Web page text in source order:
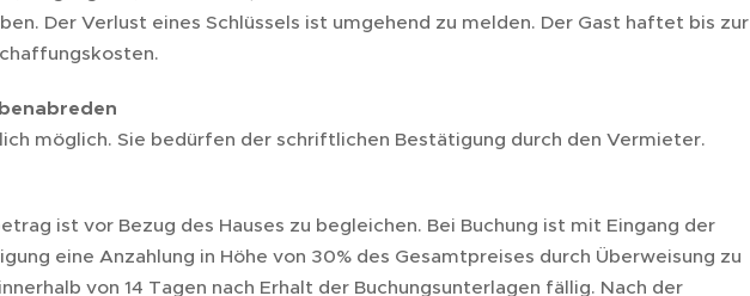
Der Verlust eines Schlüssels ist umgehend zu melden. Der Gast haftet bis zur
möglich. Sie bedürfen der schriftlichen Bestätigung durch den Vermieter.
ist vor Bezug des Hauses zu begleichen. Bei Buchung ist mit Eingang der
eine Anzahlung in Höhe von 30% des Gesamtpreises durch Überweisung zu
von 14 Tagen nach Erhalt der Buchungsunterlagen fällig. Nach der